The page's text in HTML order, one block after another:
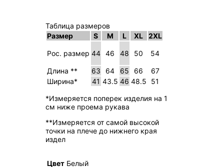
Таблица размеров
Размер
S M L XL 2XL
Рос. размер 44 46 48 50 54
Длина ** 63 64 65 66
67
Ширина*
41 43.5 46 48.5
51
*Измеряется поперек изделия на 1
см ниже проема рукава
**Измеряется от самой высокой
точки на плече до нижнего края
издел
Цвет Белый